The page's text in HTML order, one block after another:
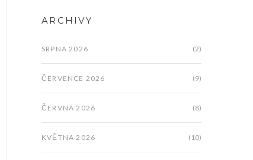
ARCHIVY
SRPNA 2026 (2)
ČERVENCE 2026 (9)
ČERVNA 2026 (8)
KVĚTNA 2026 (10)